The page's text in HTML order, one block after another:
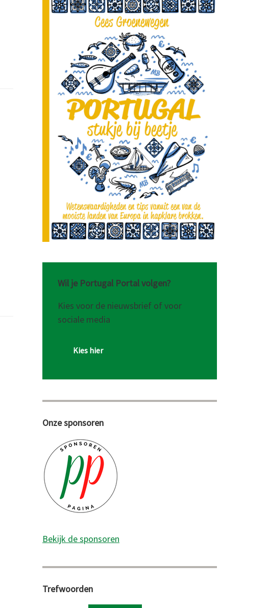
Wil je Portugal Portal volgen?
Kies voor de nieuwsbrief of voor
sociale media
Kies hier
Onze sponsoren
Bekijk de sponsoren
Trefwoorden